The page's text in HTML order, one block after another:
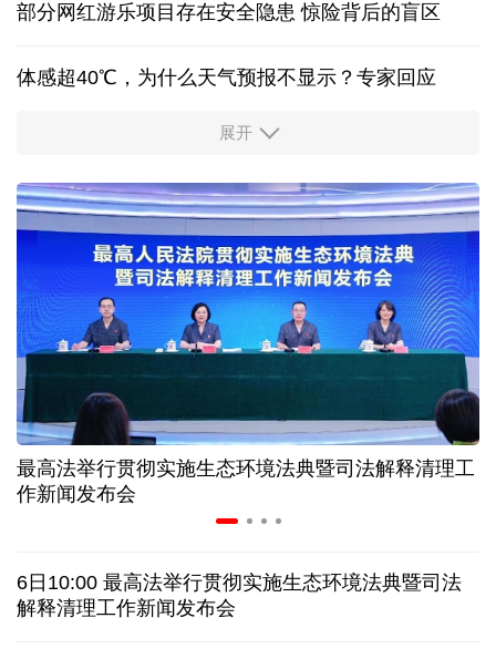
部分网红游乐项目存在安全隐患 惊险背后的盲区
体感超40℃，为什么天气预报不显示？专家回应
服务实体经济 财政金融打出“组合拳”
31省份上半年外贸成绩单出炉 见证产业提质跃迁
比一张A4纸还要薄！我国高端钢材迎来密集突破
让药品更好触达患者 多款新药选择网络平台首发
7月份中国仓储指数保持扩张 行业运行韧性较强
金价大反弹！黄金以旧换新业务火热，记者探访
特朗普再签行政令 禁止“生育旅游”收紧“出生公民权”
展开
最高法举行贯彻实施生态环境法典暨司法解释清理工
作新闻发布会
6日10:00 最高法举行贯彻实施生态环境法典暨司法
解释清理工作新闻发布会